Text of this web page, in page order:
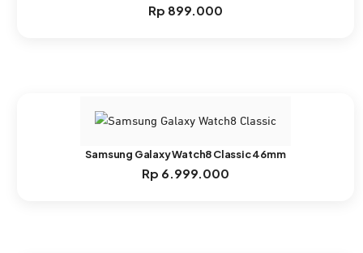
Rp 899.000
Samsung Galaxy Watch8 Classic 46mm
Rp 6.999.000